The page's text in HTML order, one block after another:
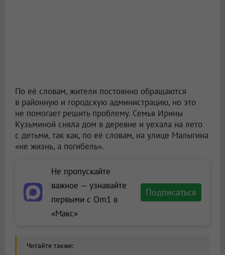
По её словам, жители постоянно обращаются
в районную и городскую администрацию, но это
не помогает решить проблему. Семья Ирины
Кузьминой сняла дом в деревне и уехала на лето
с детьми, так как, по её словам, на улице Малыгина
«не жизнь, а погибель».
Не пропускайте
важное — узнавайте
первыми с Om1 в
«Макс»
Подписаться
Читайте также: